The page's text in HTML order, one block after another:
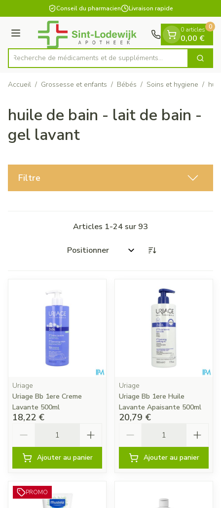
Aller au contenu
1 de 1Conseil du pharmacien Livraison rapide
Menu
Rechercher
Recherche de médicaments et de supplé
0 articles
0,00 €
0
Accueil / Grossesse et enfants / Bébés / Soins et hygiene /
huile de bain - lait de bain -
gel lavant
Filtre
Articles 1-24 sur 93
Trier par:
Uriage
Uriage Bb 1ere Creme
Lavante 500ml
18,22 €
Ajouter au panier
Uriage
Uriage Bb 1ere Huile
Lavante Apaisante 500ml
20,79 €
Ajouter au panier
PROMO